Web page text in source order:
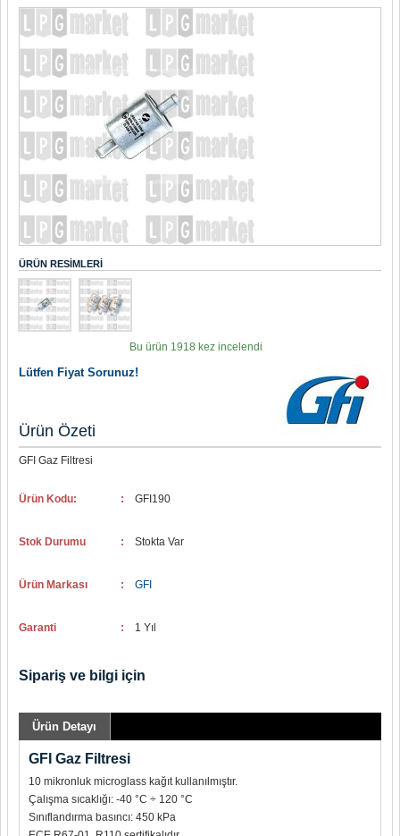
ÜRÜN RESIMLERI
Bu ürün 1918 kez incelendi
Lütfen Fiyat Sorunuz!
Ürün Özeti
GFI Gaz Filtresi
Ürün Kodu: : GFI190
Stok Durumu : Stokta Var
Ürün Markası : GFI
Garanti : 1 Yıl
Sipariş ve bilgi için
Ürün Detayı
GFI Gaz Filtresi
10 mikronluk microglass kağıt kullanılmıştır.
Çalışma sıcaklığı: -40 °C ÷ 120 °C
Sınıflandırma basıncı: 450 kPa